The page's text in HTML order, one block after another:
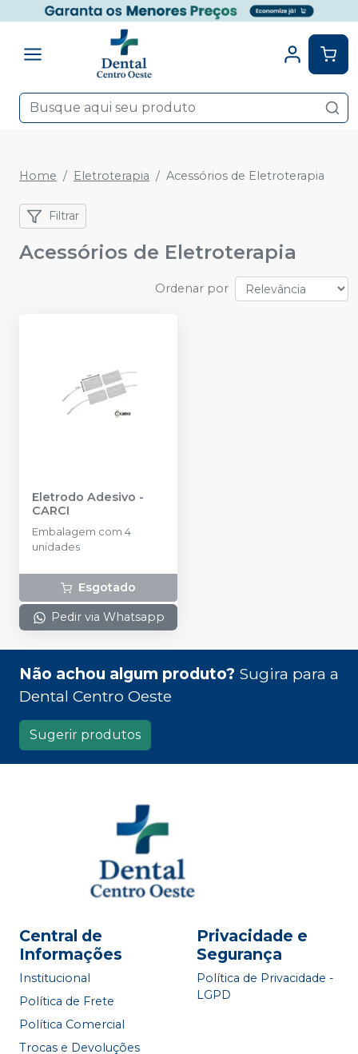
Home Eletroterapia Acessórios de Eletroterapia
Filtrar
Acessórios de Eletroterapia
Ordenar por
Eletrodo Adesivo -
CARCI
Embalagem com 4
unidades
Esgotado
Pedir via Whatsapp
Não achou algum produto? Sugira para a
Dental Centro Oeste
Sugerir produtos
Central de
Informações
Institucional
Política de Frete
Política Comercial
Trocas e Devoluções
Privacidade e
Segurança
Política de Privacidade -
LGPD